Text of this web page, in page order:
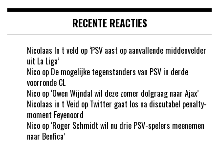
RECENTE REACTIES
Nicolaas In t veld op ‘PSV aast op aanvallende middenvelder
uit La Liga’
Nico op De mogelijke tegenstanders van PSV in derde
voorronde CL
Nico op ‘Owen Wijndal wil deze zomer dolgraag naar Ajax’
Nicolaas in t Veid op Twitter gaat los na discutabel penalty-
moment Feyenoord
Nico op ‘Roger Schmidt wil nu drie PSV-spelers meenemen
naar Benfica’